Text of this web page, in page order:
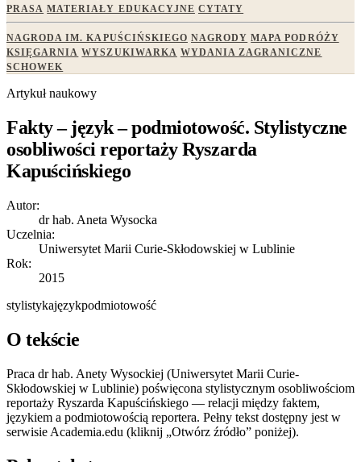
PRASA MATERIAŁY EDUKACYJNE CYTATY
NAGRODA IM. KAPUŚCIŃSKIEGO NAGRODY MAPA PODRÓŻY
KSIĘGARNIA WYSZUKIWARKA WYDANIA ZAGRANICZNE
SCHOWEK
Artykuł naukowy
Fakty – język – podmiotowość. Stylistyczne
osobliwości reportaży Ryszarda
Kapuścińskiego
Autor:
dr hab. Aneta Wysocka
Uczelnia:
Uniwersytet Marii Curie-Skłodowskiej w Lublinie
Rok:
2015
stylistykajęzykpodmiotowość
O tekście
Praca dr hab. Anety Wysockiej (Uniwersytet Marii Curie-
Skłodowskiej w Lublinie) poświęcona stylistycznym osobliwościom
reportaży Ryszarda Kapuścińskiego — relacji między faktem,
językiem a podmiotowością reportera. Pełny tekst dostępny jest w
serwisie Academia.edu (kliknij „Otwórz źródło” poniżej).